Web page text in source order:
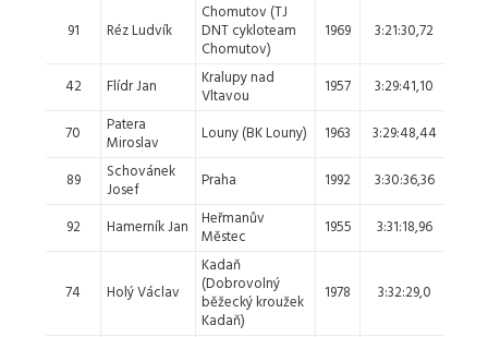
91 Réz Ludvík
Chomutov (TJ
DNT cykloteam
Chomutov)
1969 3:21:30,72
42 Flídr Jan
Kralupy nad
Vltavou
1957 3:29:41,10
70
Patera
Miroslav
Louny (BK Louny) 1963 3:29:48,44
89
Schovánek
Josef
Praha 1992 3:30:36,36
92 Hamerník Jan
Heřmanův
Městec
1955 3:31:18,96
74 Holý Václav
Kadaň
(Dobrovolný
běžecký kroužek
Kadaň)
1978 3:32:29,0